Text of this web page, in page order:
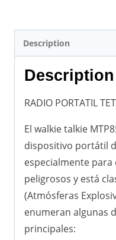
Description
Description
RADIO PORTATIL
El walkie talkie
dispositivo portátil
especialmente
peligrosos y está
(Atmósferas
enumeran algunas
principales: